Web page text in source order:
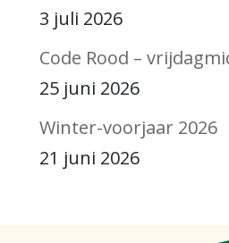
3 juli 2026
Code Rood –
25 juni 2026
Winter-voorjaar 2026
21 juni 2026